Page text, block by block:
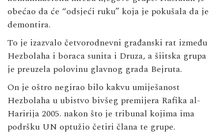
obećao da će “odsjeći ruku” koja je pokušala da je
demontira.
To je izazvalo četvorodnevni građanski rat između
Hezbolaha i boraca sunita i Druza, a šiitska grupa
je preuzela polovinu glavnog grada Bejruta.
On je oštro negirao bilo kakvu umiješanost
Hezbolaha u ubistvo bivšeg premijera Rafika al-
Haririja 2005. nakon što je tribunal kojima ima
podršku UN optužio četiri člana te grupe.